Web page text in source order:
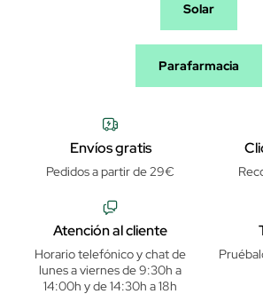
Solar
Parafarmacia
Envíos gratis
Pedidos a partir de 29€
Atención al cliente
Horario telefónico y chat de
lunes a viernes de 9:30h a
14:00h y de 14:30h a 18h